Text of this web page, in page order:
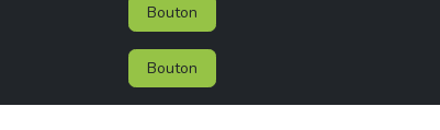
Bouton
Bouton